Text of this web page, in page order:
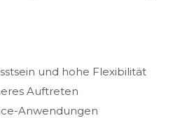
und hohe Flexibilität
Auftreten
Anwendungen